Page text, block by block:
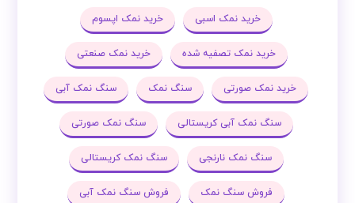
خرید نمک اسبی خرید نمک اپسوم
خرید نمک تصفیه شده خرید نمک صنعتی
خرید نمک صورتی سنگ نمک سنگ نمک آبی
سنگ نمک آبی کریستالی سنگ نمک صورتی
سنگ نمک نارنجی سنگ نمک کریستالی
فروش سنگ نمک فروش سنگ نمک آبی